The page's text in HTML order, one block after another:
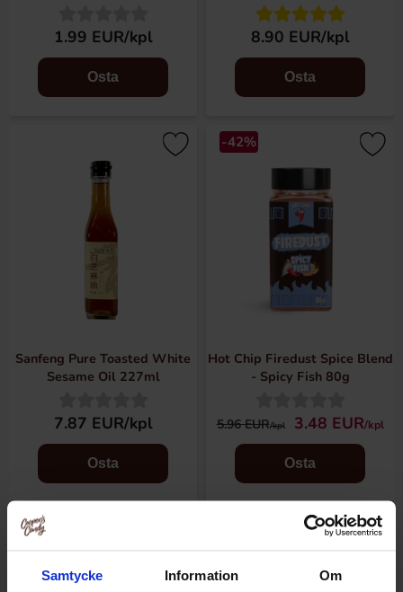
Samtycke Information Om
1.99 EUR/kpl
Osta
8.90 EUR/kpl
Osta
Sanfeng Pure Toasted White
Sesame Oil 227ml
7.87 EUR/kpl
Osta
-42%
Hot Chip Firedust Spice Blend
- Spicy Fish 80g
5.96 EUR/kpl 3.48 EUR/kpl
Osta